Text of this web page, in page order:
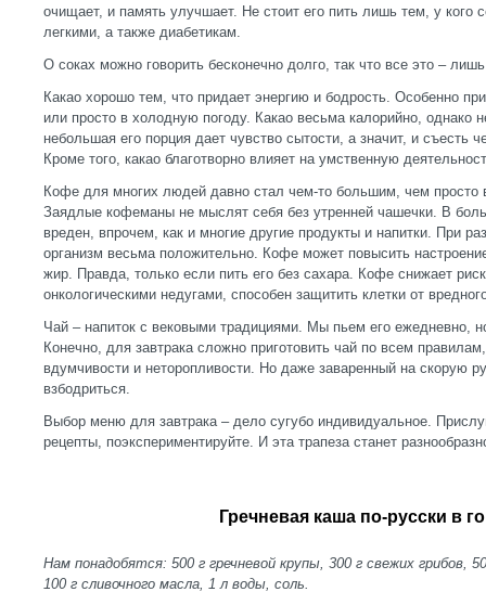
очищает, и память улучшает. Не стоит его пить лишь тем, у кого
легкими, а также диабетикам.
О соках можно говорить бесконечно долго, так что все это –
Какао хорошо тем, что придает энергию и бодрость. Особенно
или просто в холодную погоду. Какао весьма калорийно, однако
небольшая его порция дает чувство сытости, а значит, и съесть
Кроме того, какао благотворно влияет на умственную
Кофе для многих людей давно стал чем-то большим, чем просто
Заядлые кофеманы не мыслят себя без утренней чашечки. В
вреден, впрочем, как и многие другие продукты и напитки. При
организм весьма положительно. Кофе может повысить
жир. Правда, только если пить его без сахара. Кофе снижает
онкологическими недугами, способен защитить клетки от
Чай – напиток с вековыми традициями. Мы пьем его ежедневно,
Конечно, для завтрака сложно приготовить чай по всем
вдумчивости и неторопливости. Но даже заваренный на скорую
взбодриться.
Выбор меню для завтрака – дело сугубо индивидуальное.
рецепты, поэкспериментируйте. И эта трапеза станет
Гречневая каша по-русски в
Нам понадобятся: 500 г гречневой крупы, 300 г свежих грибов,
100 г сливочного масла, 1 л воды, соль.